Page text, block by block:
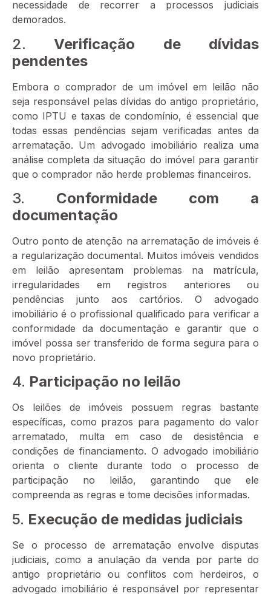
necessidade de recorrer a processos judiciais
demorados.
2.Verificação de dívidas
pendentes
Embora o comprador de um imóvel em leilão não
seja responsável pelas dívidas do antigo proprietário,
como IPTU e taxas de condomínio, é essencial que
todas essas pendências sejam verificadas antes da
arrematação. Um advogado imobiliário realiza uma
análise completa da situação do imóvel para garantir
que o comprador não herde problemas financeiros.
3. Conformidade com a
documentação
Outro ponto de atenção na arrematação de imóveis é
a regularização documental. Muitos imóveis vendidos
em leilão apresentam problemas na matrícula,
irregularidades em registros anteriores ou
pendências junto aos cartórios. O advogado
imobiliário é o profissional qualificado para verificar a
conformidade da documentação e garantir que o
imóvel possa ser transferido de forma segura para o
novo proprietário.
4. Participação no leilão
Os leilões de imóveis possuem regras bastante
específicas, como prazos para pagamento do valor
arrematado, multa em caso de desistência e
condições de financiamento. O advogado imobiliário
orienta o cliente durante todo o processo de
participação no leilão, garantindo que ele
compreenda as regras e tome decisões informadas.
5. Execução de medidas judiciais
Se o processo de arrematação envolve disputas
judiciais, como a anulação da venda por parte do
antigo proprietário ou conflitos com herdeiros, o
advogado imobiliário é responsável por representar